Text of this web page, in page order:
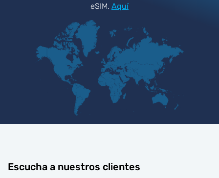
eSIM. Aquí
Escucha a nuestros clientes